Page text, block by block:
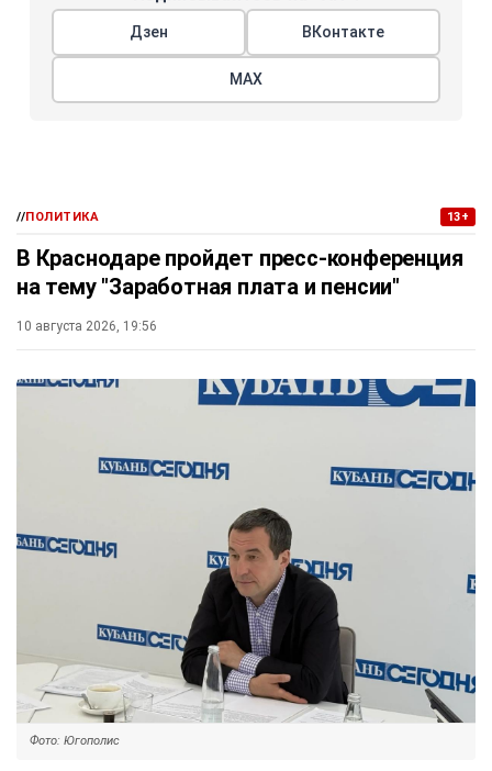
Дзен ВКонтакте
МАХ
//ПОЛИТИКА 13+
В Краснодаре пройдет пресс-конференция
на тему "Заработная плата и пенсии"
10 августа 2026, 19:56
Фото: Югополис